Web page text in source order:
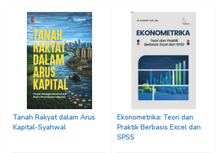
Tanah Rakyat dalam Arus
Kapital-Syahwal
Ekonometrika: Teori dan
Praktik Berbasis Excel dan
SPSS